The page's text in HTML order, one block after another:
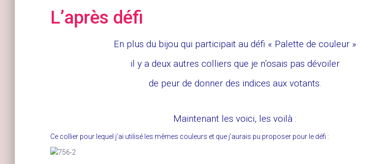
L’après défi
En plus du bijou qui participait au défi « Palette de couleur »
il y a deux autres colliers que je n’osais pas dévoiler
de peur de donner des indices aux votants.
Maintenant les voici, les voilà :
Ce collier pour lequel j’ai utilisé les mêmes couleurs et que j’aurais pu proposer pour le défi :